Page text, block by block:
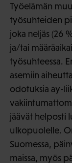
Työelämän
työsuhteiden
joka neljäs (26
ja/tai
työsuhteessa.
asemiin
odotuksia ay-
jäävät helposti
ulkopuolelle.
Suomessa,
maissa, myös